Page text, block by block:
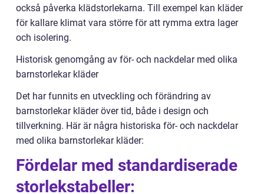
också påverka klädstorlekarna. Till exempel kan kläder
för kallare klimat vara större för att rymma extra lager
och isolering.
Historisk genomgång av för- och nackdelar med olika
barnstorlekar kläder
Det har funnits en utveckling och förändring av
barnstorlekar kläder över tid, både i design och
tillverkning. Här är några historiska för- och nackdelar
med olika barnstorlekar kläder:
Fördelar med standardiserade
storlekstabeller: